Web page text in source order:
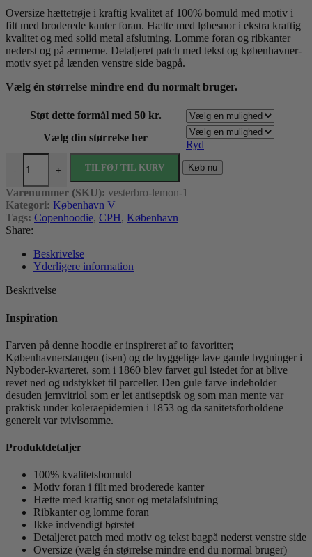
Oversize hættetrøje i kraftig kvalitet af 100% bomuld med motiv i
filt med broderede kanter foran. Hætte med løbesnor i ekstra kraftig
kvalitet og med solid metal afslutning. Lomme foran og ribkanter
nederst og på ærmerne. Detaljeret patch med tekst og københavner-
motiv syet på lænden venstre side bagpå.
Vælg én størrelse mindre end du normalt bruger.
Støt dette formål med 50 kr.
Vælg din størrelse her
Ryd
-
Vesterbro (gul) antal
+ TILFØJ TIL KURV Køb nu
Varenummer (SKU): vesterbro-lemon-1
Kategori: København V
Tags: Copenhoodie, CPH, København
Share:
Beskrivelse
Yderligere information
Beskrivelse
Inspiration
Farven på denne hoodie er inspireret af to favoritter;
Københavnerstangen (isen) og de hyggelige lave gamle bygninger i
Nyboder-kvarteret, som i 1860 blev farvet gul istedet for at blive
revet ned og udstykket til parceller. Den gule farve indeholder
desuden jernvitriol som er let antiseptisk og som man mente var
praktisk under koleraepidemien i 1853 og da sanitetsforholdene
generelt var tvivlsomme.
Produktdetaljer
100% kvalitetsbomuld
Motiv foran i filt med broderede kanter
Hætte med kraftig snor og metalafslutning
Ribkanter og lomme foran
Ikke indvendigt børstet
Detaljeret patch med motiv og tekst bagpå nederst venstre side
Oversize (vælg én størrelse mindre end du normal bruger)